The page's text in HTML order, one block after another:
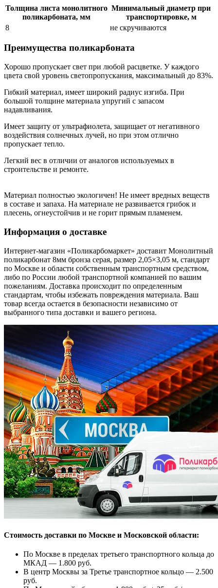
Толщина листа монолитного
поликарбоната, мм
Минимальный диаметр при
транспортировке, м
8
не скручиваются
Преимущества поликарбоната
Хорошо пропускает свет при любой расцветке. У каждого
цвета свой уровень светопропускания, максимальный до 83%.
Гибкий материал, имеет широкий радиус изгиба. При
большой толщине материала упругий с запасом
надавливания.
Имеет защиту от ультрафиолета, защищает от негативного
воздействия солнечных лучей, но при этом отлично
пропускает тепло.
Легкий вес в отличии от аналогов используемых в
строительстве и ремонте.
Материал полностью экологичен! Не имеет вредных веществ
в составе и запаха. На материале не развивается грибок и
плесень, огнеустойчив и не горит прямым пламенем.
Информация о доставке
Интернет-магазин «Поликарбомаркет» доставит Монолитный
поликарбонат 8мм бронза серая, размер 2,05×3,05 м, стандарт
по Москве и области собственным транспортным средством,
либо по России любой транспортной компанией по вашим
пожеланиям. Доставка происходит по определенным
стандартам, чтобы избежать повреждения материала. Ваш
товар всегда остается в безопасности независимо от
выбранного типа доставки и вашего региона.
Стоимость доставки по Москве и Московской области:
По Москве в пределах третьего транспортного кольца до
МКАД — 1.800 руб.
В центр Москвы за Третье транспортное кольцо — 2.500
руб.